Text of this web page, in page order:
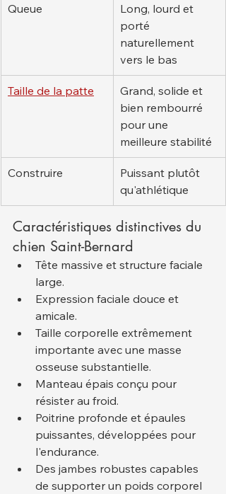
Queue
Long, lourd et
porté
naturellement
vers le bas
Taille de la patte
Grand, solide et
bien rembourré
pour une
meilleure stabilité
Construire
Puissant plutôt
qu'athlétique
Caractéristiques distinctives du
chien Saint-Bernard
Tête massive et structure faciale
large.
Expression faciale douce et
amicale.
Taille corporelle extrêmement
importante avec une masse
osseuse substantielle.
Manteau épais conçu pour
résister au froid.
Poitrine profonde et épaules
puissantes, développées pour
l'endurance.
Des jambes robustes capables
de supporter un poids corporel